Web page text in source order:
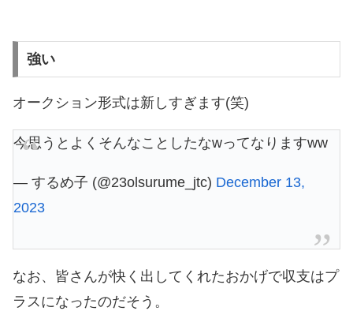
強い
オークション形式は新しすぎます(笑)
今思うとよくそんなことしたなwってなりますww
— するめ子 (@23olsurume_jtc) December 13,
2023
なお、皆さんが快く出してくれたおかげで収支はプ
ラスになったのだそう。